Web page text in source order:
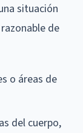
situación
de
o áreas de
del cuerpo,